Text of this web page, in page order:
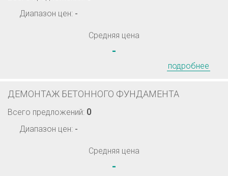
Диапазон цен: -
Средняя цена
-
подробнее
ДЕМОНТАЖ БЕТОННОГО ФУНДАМЕНТА
Всего предложений: 0
Диапазон цен: -
Средняя цена
-